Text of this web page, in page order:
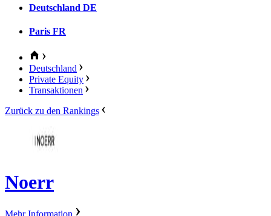
Deutschland DE
Paris FR
Deutschland
Private Equity
Transaktionen
Zurück zu den Rankings
Noerr